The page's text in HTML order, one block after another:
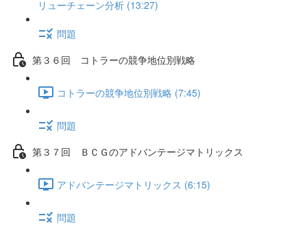
リューチェーン分析 (13:27)
問題
第３６回 コトラーの競争地位別戦略
コトラーの競争地位別戦略 (7:45)
問題
第３７回 ＢＣＧのアドバンテージマトリックス
アドバンテージマトリックス (6:15)
問題